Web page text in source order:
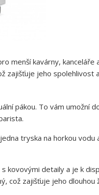
menší kavárny, kanceláře
zajišťuje jeho spolehlivost
pákou. To vám umožní
tryska na horkou vodu
kovovými detaily a je k
což zajišťuje jeho dlouhou